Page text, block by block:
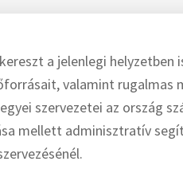
a jelenlegi
valamint rugalmas
szervezetei az ország
mellett adminisztratív